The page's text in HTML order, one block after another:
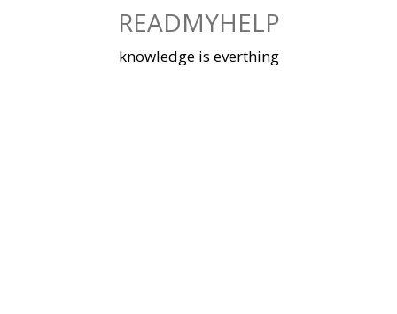
READMYHELP
knowledge is everthing